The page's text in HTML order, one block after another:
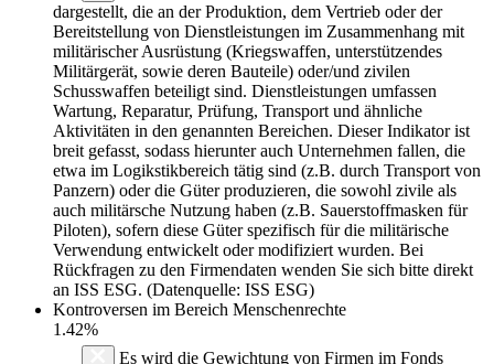
dargestellt, die an der Produktion, dem Vertrieb oder der
Bereitstellung von Dienstleistungen im Zusammenhang mit
militärischer Ausrüstung (Kriegswaffen, unterstützendes
Militärgerät, sowie deren Bauteile) oder/und zivilen
Schusswaffen beteiligt sind. Dienstleistungen umfassen
Wartung, Reparatur, Prüfung, Transport und ähnliche
Aktivitäten in den genannten Bereichen. Dieser Indikator ist
breit gefasst, sodass hierunter auch Unternehmen fallen, die
etwa im Logikstikbereich tätig sind (z.B. durch Transport von
Panzern) oder die Güter produzieren, die sowohl zivile als
auch militärsche Nutzung haben (z.B. Sauerstoffmasken für
Piloten), sofern diese Güter spezifisch für die militärische
Verwendung entwickelt oder modifiziert wurden. Bei
Rückfragen zu den Firmendaten wenden Sie sich bitte direkt
an ISS ESG. (Datenquelle: ISS ESG)
Kontroversen im Bereich Menschenrechte
1.42%
Es wird die Gewichtung von Firmen im Fonds